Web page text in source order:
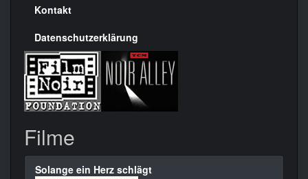
Kontakt
Datenschutzerklärung
Filme
Solange ein Herz schlägt